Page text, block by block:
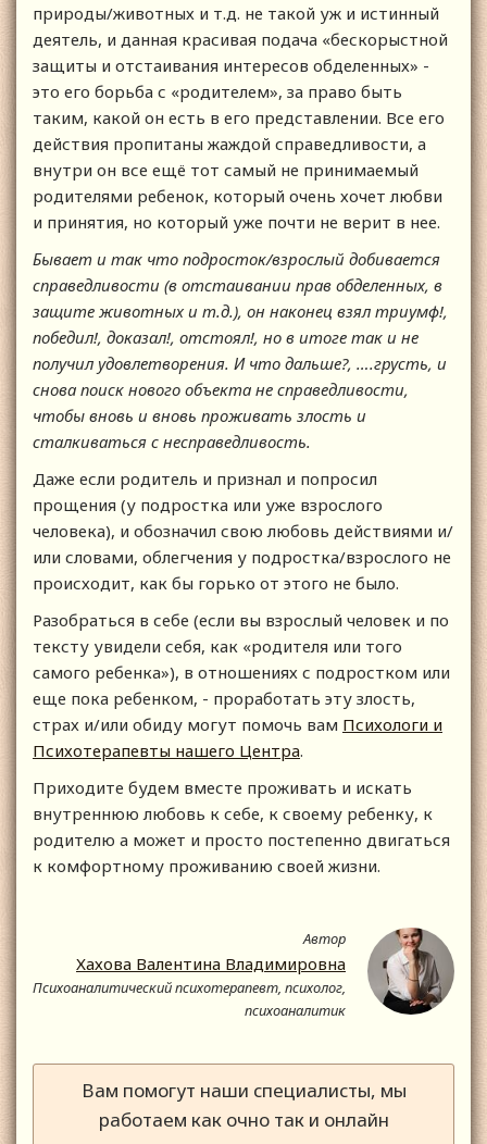
природы/животных и т.д. не такой уж и истинный
деятель, и данная красивая подача «бескорыстной
защиты и отстаивания интересов обделенных» -
это его борьба с «родителем», за право быть
таким, какой он есть в его представлении. Все его
действия пропитаны жаждой справедливости, а
внутри он все ещё тот самый не принимаемый
родителями ребенок, который очень хочет любви
и принятия, но который уже почти не верит в нее.
Бывает и так что подросток/взрослый добивается
справедливости (в отстаивании прав обделенных, в
защите животных и т.д.), он наконец взял триумф!,
победил!, доказал!, отстоял!, но в итоге так и не
получил удовлетворения. И что дальше?, ….грусть, и
снова поиск нового объекта не справедливости,
чтобы вновь и вновь проживать злость и
сталкиваться с несправедливость.
Даже если родитель и признал и попросил
прощения (у подростка или уже взрослого
человека), и обозначил свою любовь действиями и/
или словами, облегчения у подростка/взрослого не
происходит, как бы горько от этого не было.
Разобраться в себе (если вы взрослый человек и по
тексту увидели себя, как «родителя или того
самого ребенка»), в отношениях с подростком или
еще пока ребенком, - проработать эту злость,
страх и/или обиду могут помочь вам Психологи и
Психотерапевты нашего Центра.
Приходите будем вместе проживать и искать
внутреннюю любовь к себе, к своему ребенку, к
родителю а может и просто постепенно двигаться
к комфортному проживанию своей жизни.
Автор
Хахова Валентина Владимировна
Психоаналитический психотерапевт, психолог,
психоаналитик
Вам помогут наши специалисты, мы
работаем как очно так и онлайн